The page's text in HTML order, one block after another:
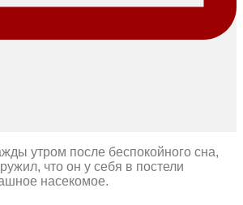
утром после беспокойного сна,
что он у себя в постели
насекомое.